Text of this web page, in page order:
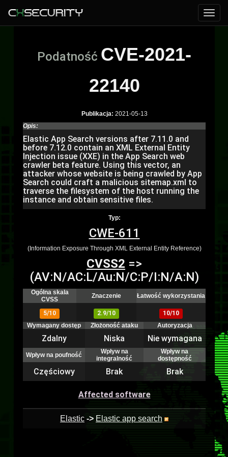
Podatność CVE-2021-
22140
Publikacja: 2021-05-13
Opis:
Elastic App Search versions after 7.11.0 and
before 7.12.0 contain an XML External Entity
Injection issue (XXE) in the App Search web
crawler beta feature. Using this vector, an
attacker whose website is being crawled by App
Search could craft a malicious sitemap.xml to
traverse the filesystem of the host running the
instance and obtain sensitive files.
Typ:
CWE-611
(Information Exposure Through XML External Entity Reference)
CVSS2 =>
(AV:N/AC:L/Au:N/C:P/I:N/A:N)
Ogólna skala
CVSS
Znaczenie Łatwość wykorzystania
5/10 2.9/10
10/10
Wymagany dostęp
Złożoność ataku Autoryzacja
Zdalny Niska Nie wymagana
Wpływ na poufność
Wpływ na
integralność
Wpływ na
dostępność
Częściowy Brak Brak
Affected software
Elastic -> Elastic app search